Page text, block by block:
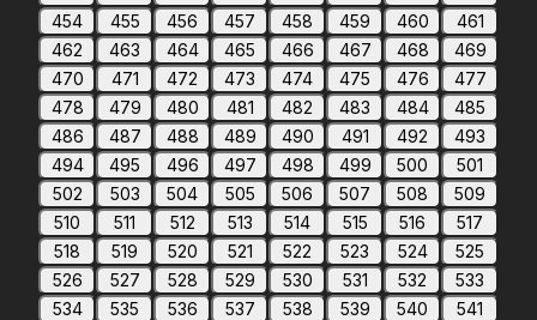
454
455 456 457 458 459 460
461
462
463 464 465 466 467 468
469
470
471 472 473 474 475 476
477
478
479 480 481 482 483 484
485
486
487 488 489 490 491 492
493
494
495 496 497 498 499 500
501
502
503 504 505 506 507 508
509
510
511 512 513 514 515 516
517
518
519 520 521 522 523 524
525
526
527 528 529 530 531 532
533
534
535 536 537 538 539 540
541